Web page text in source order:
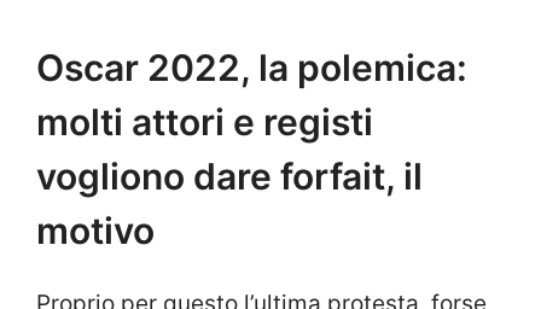
Oscar 2022, la polemica:
molti attori e registi
vogliono dare forfait, il
motivo